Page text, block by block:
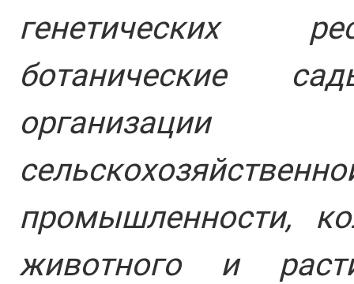
генетических
ботанические
организации
промышленности,
животного и